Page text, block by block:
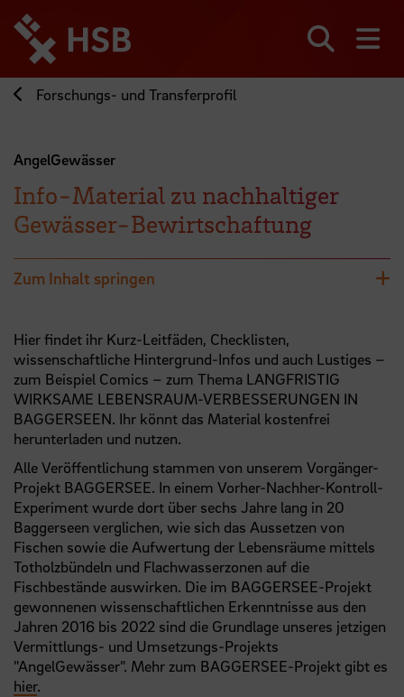
zum
Seiteninhalt
springen
Forschungs- und Transferprofil
AngelGewässer
Info-Material zu nachhaltiger
Gewässer-Bewirtschaftung
Zum Inhalt springen
Hier findet ihr Kurz-Leitfäden, Checklisten,
wissenschaftliche Hintergrund-Infos und auch Lustiges –
zum Beispiel Comics – zum Thema LANGFRISTIG
WIRKSAME LEBENSRAUM-VERBESSERUNGEN IN
BAGGERSEEN. Ihr könnt das Material kostenfrei
herunterladen und nutzen.
Alle Veröffentlichung stammen von unserem Vorgänger-
Projekt BAGGERSEE. In einem Vorher-Nachher-Kontroll-
Experiment wurde dort über sechs Jahre lang in 20
Baggerseen verglichen, wie sich das Aussetzen von
Fischen sowie die Aufwertung der Lebensräume mittels
Totholzbündeln und Flachwasserzonen auf die
Fischbestände auswirken. Die im BAGGERSEE-Projekt
gewonnenen wissenschaftlichen Erkenntnisse aus den
Jahren 2016 bis 2022 sind die Grundlage unseres jetzigen
Vermittlungs- und Umsetzungs-Projekts
"AngelGewässer". Mehr zum BAGGERSEE-Projekt gibt es
hier.